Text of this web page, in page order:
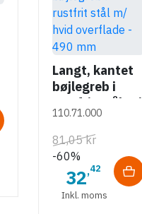
Langt, kantet
bøjlegreb i
rustfrit stål m/
hvid overflade
- 490 mm
110.71.000
81,05 kr
-60%
32,42
Inkl. moms